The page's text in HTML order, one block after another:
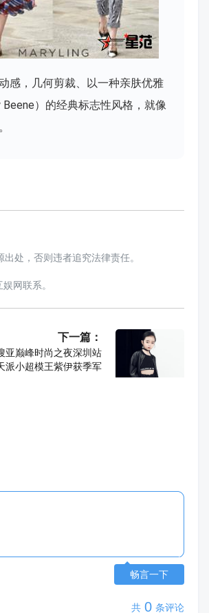
感，几何剪裁、以一种亲肤优雅
）的经典标志性风格，就像
处，否则违者追究法律责任。
网联系。
下一篇：
亚巅峰时尚之夜深圳站
派小超模王紫伊获季军
畅言一下
共 0 条评论